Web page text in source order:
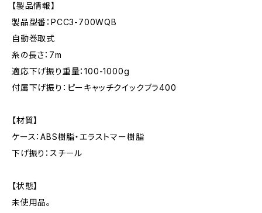
【製品情報】
製品型番：PCC3-700WQB
自動巻取式
糸の長さ：7m
適応下げ振り重量：100-1000g
付属下げ振り：ピーキャッチクイックブラ400
【材質】
ケース：ABS樹脂・エラストマー樹脂
下げ振り：スチール
【状態】
未使用品。